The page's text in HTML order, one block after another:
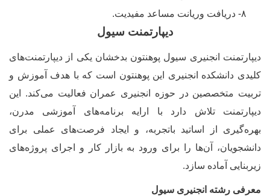
دیپارتمنت سیول
انجنیری سیول پوهنتون بدخشان یکی از دیپارتمنت‌های
دانشکده انجنیری این پوهنتون است که با هدف آموزش و
متخصصین در حوزه انجنیری عمران فعالیت می‌کند. این
تلاش دارد با ارایه برنامه‌های آموزشی مدرن،
از اساتید باتجربه، و ایجاد فرصت‌های عملی برای
آن‌ها را برای ورود به بازار کار و اجرای پروژه‌های
آماده سازد.
رشته انجنیری سیول